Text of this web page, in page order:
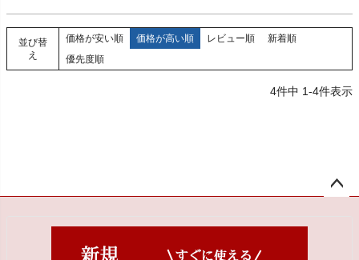
並び替
え
価格が安い順 価格が高い順 レビュー順
新着順
優先度順
4件中 1-4件表示